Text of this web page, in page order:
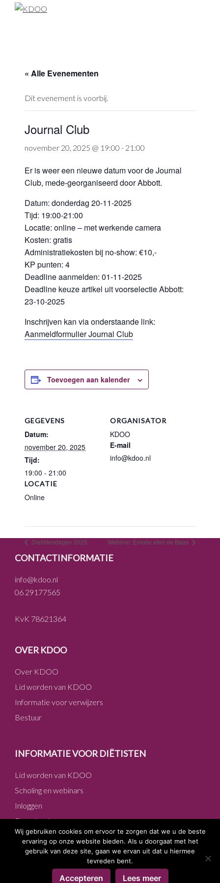
« Alle Evenementen
Dit evenement is voorbij.
Journal Club
november 20, 2025 @ 19:00 - 21:00
Er is weer een nieuwe datum voor de Journal
Club, mede-georganiseerd door Abbott.
Datum: donderdag 20-11-2025
Tijd: 19:00-21:00
Locatie: online – met werkende camera
Kosten: gratis
Administratiekosten bij no-show: €10,-
KP punten: 4
Deadline aanmelden: 01-11-2025
Deadline keuze artikel uit voorselectie Abbott:
23-10-2025
Inschrijven kan via onderstaande link:
Aanmeldformulier Journal Club
Toevoegen aan kalender
GEGEVENS
Datum:
november 20, 2025
Tijd:
19:00 - 21:00
LOCATIE
Online
ORGANISATOR
KDOO
E-mail
info@kdoo.nl
Dietistendagen 2025 Webinar: Emotie eten de Baas
FOOTER
CONTACTINFORMATIE
info@kdoo.nl
06 29177565
KvK 78621364
OVER KDOO
Over KDOO
Lid worden van KDOO
Informatie voor verwijzers
Bestuur
INFORMATIE VOOR DIËTISTEN
Lid worden van KDOO
Scholing en webinars
Inloggen
Downloads
Copyright © 2026 KDOO · Algemene voorwaarden
Wij gebruiken cookies om ervoor te zorgen dat we u de beste
ervaring op onze website bieden. Als u doorgaat met het
gebruik van deze site, gaan we ervan uit dat u hiermee
tevreden bent.
Accepteren Lees meer